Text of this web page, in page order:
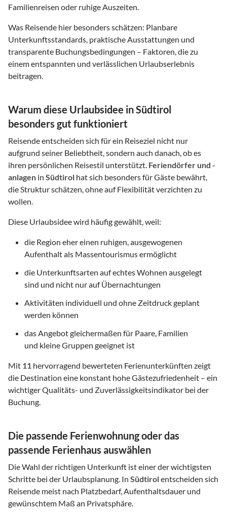
Familienreisen oder ruhige Auszeiten.
Was Reisende hier besonders schätzen: Planbare
Unterkunftsstandards, praktische Ausstattungen und
transparente Buchungsbedingungen – Faktoren, die zu
einem entspannten und verlässlichen Urlaubserlebnis
beitragen.
Warum diese Urlaubsidee in Südtirol
besonders gut funktioniert
Reisende entscheiden sich für ein Reiseziel nicht nur
aufgrund seiner Beliebtheit, sondern auch danach, ob es
ihren persönlichen Reisestil unterstützt. Feriendörfer und -
anlagen in Südtirol hat sich besonders für Gäste bewährt,
die Struktur schätzen, ohne auf Flexibilität verzichten zu
wollen.
Diese Urlaubsidee wird häufig gewählt, weil:
die Region eher einen ruhigen, ausgewogenen
Aufenthalt als Massentourismus ermöglicht
die Unterkunftsarten auf echtes Wohnen ausgelegt
sind und nicht nur auf Übernachtungen
Aktivitäten individuell und ohne Zeitdruck geplant
werden können
das Angebot gleichermaßen für Paare, Familien
und kleine Gruppen geeignet ist
Mit 11 hervorragend bewerteten Ferienunterkünften zeigt
die Destination eine konstant hohe Gästezufriedenheit – ein
wichtiger Qualitäts- und Zuverlässigkeitsindikator bei der
Buchung.
Die passende Ferienwohnung oder das
passende Ferienhaus auswählen
Die Wahl der richtigen Unterkunft ist einer der wichtigsten
Schritte bei der Urlaubsplanung. In Südtirolentscheiden sich
Reisende meist nach Platzbedarf, Aufenthaltsdauer und
gewünschtem Maß an Privatsphäre.